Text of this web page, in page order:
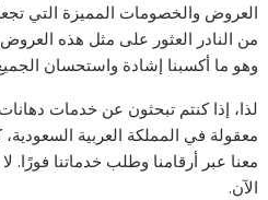
العروض والخصومات المميزة التي تجعل
من النادر العثور على مثل هذه
وهو ما أكسبنا إشادة واستحسان
لذا، إذا كنتم تبحثون عن خدمات
معقولة في المملكة العربية
معنا عبر أرقامنا وطلب خدماتنا فورًا.
الآن.